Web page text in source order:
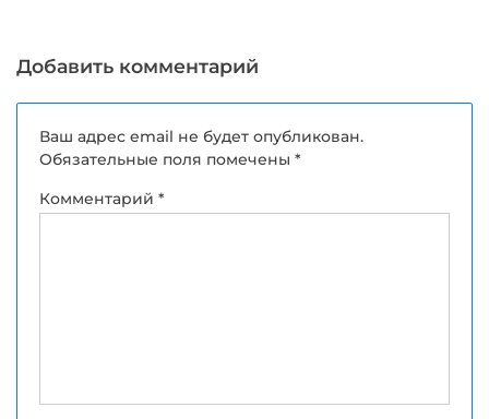
фундаментах в
Добавить комментарий
Ваш адрес email не будет опубликован.
Обязательные поля помечены *
Комментарий *